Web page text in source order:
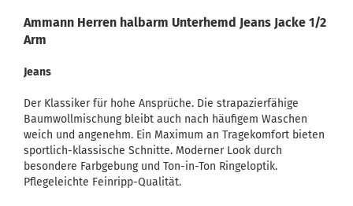
Ammann Herren halbarm Unterhemd Jeans Jacke 1/2
Arm
Jeans
Der Klassiker für hohe Ansprüche. Die strapazierfähige
Baumwollmischung bleibt auch nach häufigem Waschen
weich und angenehm. Ein Maximum an Tragekomfort bieten
sportlich-klassische Schnitte. Moderner Look durch
besondere Farbgebung und Ton-in-Ton Ringeloptik.
Pflegeleichte Feinripp-Qualität.